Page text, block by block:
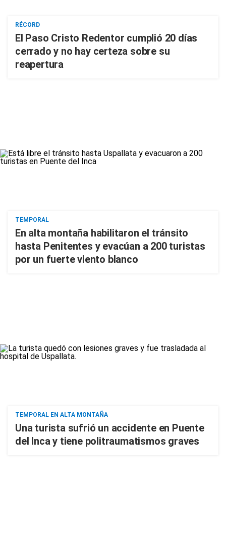
RÉCORD
El Paso Cristo Redentor cumplió 20 días
cerrado y no hay certeza sobre su
reapertura
TEMPORAL
En alta montaña habilitaron el tránsito
hasta Penitentes y evacúan a 200 turistas
por un fuerte viento blanco
TEMPORAL EN ALTA MONTAÑA
Una turista sufrió un accidente en Puente
del Inca y tiene politraumatismos graves